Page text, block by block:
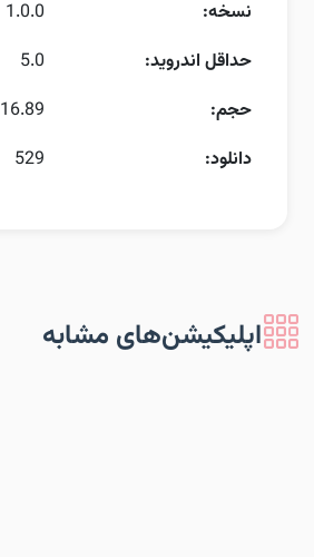
نسخه:
1.0.0
حداقل اندروید:
5.0
حجم:
16.89 MB
دانلود:
529
اپلیکیشن‌های مشابه